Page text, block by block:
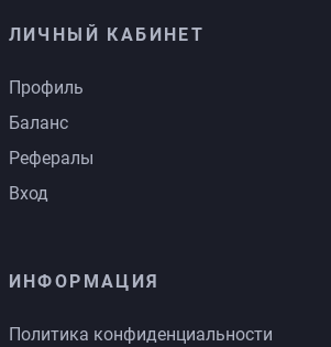
ЛИЧНЫЙ КАБИНЕТ
Профиль
Баланс
Рефералы
Вход
ИНФОРМАЦИЯ
Политика конфиденциальности